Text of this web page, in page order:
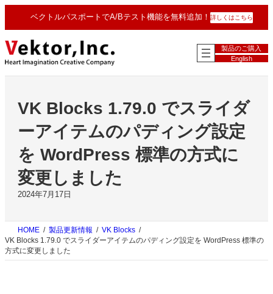
を
ス
キ
ッ
ベクトルパスポートでA/Bテスト機能を無料追加！ 詳しくはこちら
製品のご購入
English
VK Blocks 1.79.0 でスライダ
ーアイテムのパディング設定
を WordPress 標準の方式に
変更しました
2024年7月17日
HOME 製品更新情報
VK Blocks
VK Blocks 1.79.0 でスライダーアイテムのパディング設定を WordPress 標準の
方式に変更しました